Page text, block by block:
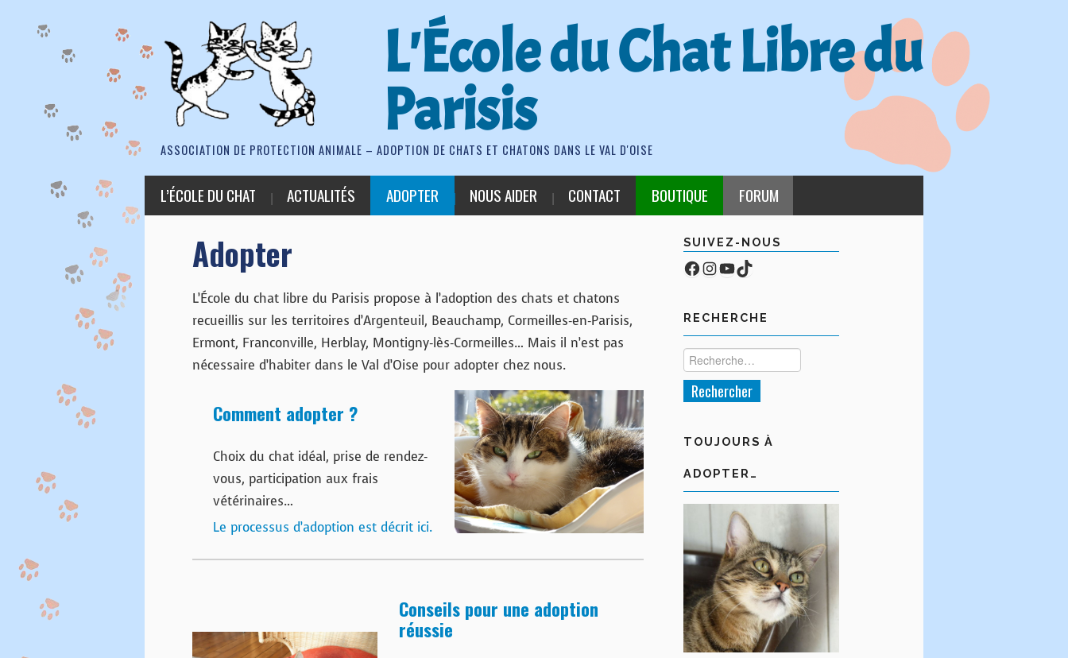
L'École du Chat Libre du
Parisis
ASSOCIATION DE PROTECTION ANIMALE – ADOPTION DE CHATS ET CHATONS DANS LE VAL D'OISE
L’ÉCOLE DU CHAT ACTUALITÉS ADOPTER NOUS AIDER CONTACT BOUTIQUE FORUM
Adopter
L’École du chat libre du Parisis propose à l’adoption des chats et chatons
recueillis sur les territoires d’Argenteuil, Beauchamp, Cormeilles-en-Parisis,
Ermont, Franconville, Herblay, Montigny-lès-Cormeilles… Mais il n’est pas
nécessaire d’habiter dans le Val d’Oise pour adopter chez nous.
Comment adopter ?
Choix du chat idéal, prise de rendez-
vous, participation aux frais
vétérinaires…
Le processus d’adoption est décrit ici.
Conseils pour une adoption
réussie
SUIVEZ-NOUS
Facebook
Compte Instagram
YouTube
TikTok
RECHERCHE
TOUJOURS À
ADOPTER…